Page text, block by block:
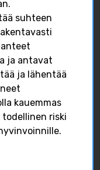
suhteen
ja antavat
ja lähentää
kauemmas
riski
kolumneja,
tai löydä
Kaikki
#isille.info tai